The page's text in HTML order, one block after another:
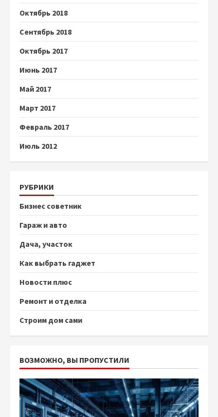
Октябрь 2018
Сентябрь 2018
Октябрь 2017
Июнь 2017
Май 2017
Март 2017
Февраль 2017
Июль 2012
РУБРИКИ
Бизнес советник
Гараж и авто
Дача, участок
Как выбрать гаджет
Новости плюс
Ремонт и отделка
Строим дом сами
ВОЗМОЖНО, ВЫ ПРОПУСТИЛИ